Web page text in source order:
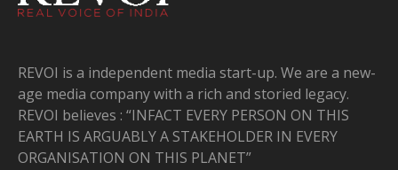
REVOI is a independent media start-up. We are a new-
age media company with a rich and storied legacy.
REVOI believes : “INFACT EVERY PERSON ON THIS
EARTH IS ARGUABLY A STAKEHOLDER IN EVERY
ORGANISATION ON THIS PLANET”